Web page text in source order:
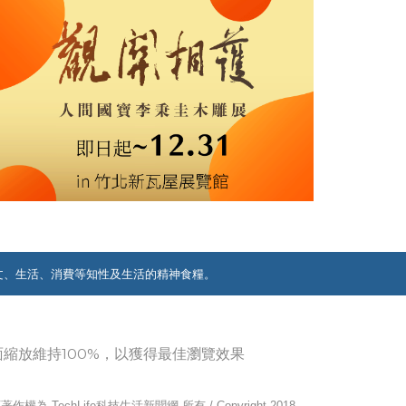
生活、消費等知性及生活的精神食糧。
放維持100%，以獲得最佳瀏覽效果